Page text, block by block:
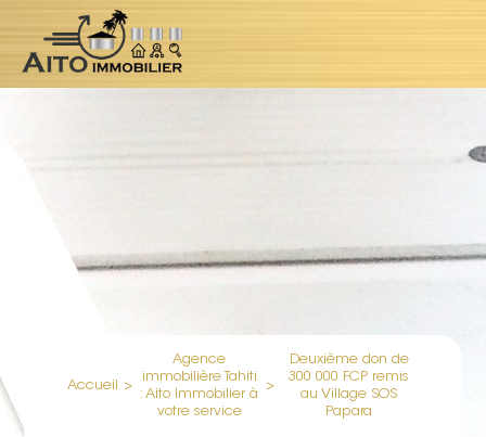
Accueil >
Agence
immobilière Tahiti
: Aito Immobilier à
votre service
>
Deuxième don de
300 000 FCP remis
au Village SOS
Papara